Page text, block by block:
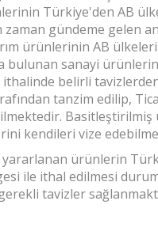
Türkiye'den AB
zaman gündeme gelen
ürünlerinin AB
bulunan sanayi
belirli tavizlerden
tanzim edilip,
Basitleştirilmiş
kendileri vize
ürünlerin
ile ithal edilmesi
tavizler